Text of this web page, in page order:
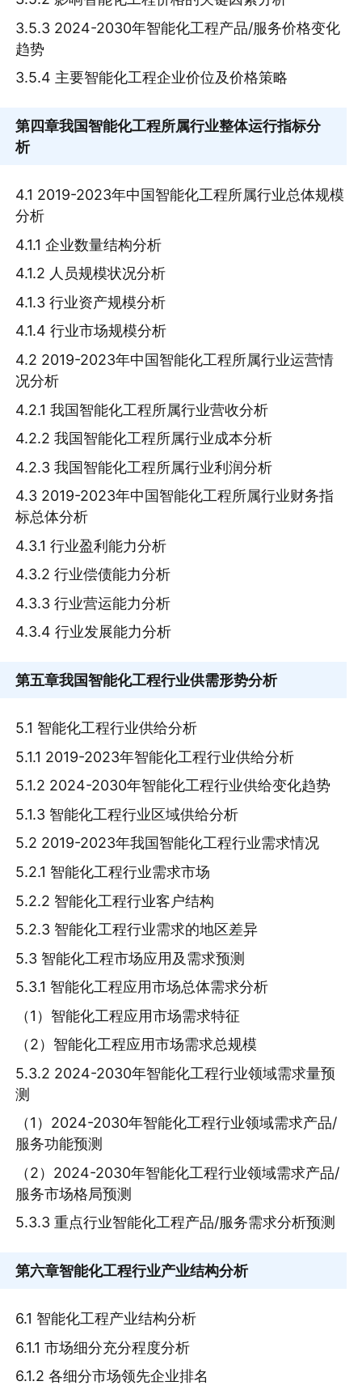
3.5.3 2024-2030年智能化工程产品/服务价格变化
趋势
3.5.4 主要智能化工程企业价位及价格策略
第四章我国智能化工程所属行业整体运行指标分
析
4.1 2019-2023年中国智能化工程所属行业总体规模
分析
4.1.1 企业数量结构分析
4.1.2 人员规模状况分析
4.1.3 行业资产规模分析
4.1.4 行业市场规模分析
4.2 2019-2023年中国智能化工程所属行业运营情
况分析
4.2.1 我国智能化工程所属行业营收分析
4.2.2 我国智能化工程所属行业成本分析
4.2.3 我国智能化工程所属行业利润分析
4.3 2019-2023年中国智能化工程所属行业财务指
标总体分析
4.3.1 行业盈利能力分析
4.3.2 行业偿债能力分析
4.3.3 行业营运能力分析
4.3.4 行业发展能力分析
第五章我国智能化工程行业供需形势分析
5.1 智能化工程行业供给分析
5.1.1 2019-2023年智能化工程行业供给分析
5.1.2 2024-2030年智能化工程行业供给变化趋势
5.1.3 智能化工程行业区域供给分析
5.2 2019-2023年我国智能化工程行业需求情况
5.2.1 智能化工程行业需求市场
5.2.2 智能化工程行业客户结构
5.2.3 智能化工程行业需求的地区差异
5.3 智能化工程市场应用及需求预测
5.3.1 智能化工程应用市场总体需求分析
（1）智能化工程应用市场需求特征
（2）智能化工程应用市场需求总规模
5.3.2 2024-2030年智能化工程行业领域需求量预
测
（1）2024-2030年智能化工程行业领域需求产品/
服务功能预测
（2）2024-2030年智能化工程行业领域需求产品/
服务市场格局预测
5.3.3 重点行业智能化工程产品/服务需求分析预测
第六章智能化工程行业产业结构分析
6.1 智能化工程产业结构分析
6.1.1 市场细分充分程度分析
6.1.2 各细分市场领先企业排名